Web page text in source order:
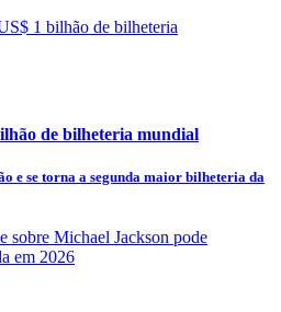
de bilheteria mundial
e se torna a segunda maior bilheteria da